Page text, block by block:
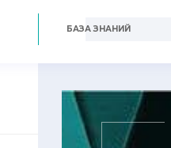
БАЗА ЗНАНИЙ